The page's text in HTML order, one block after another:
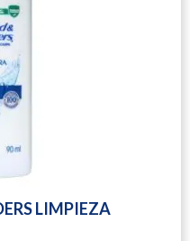
LIMPIEZA